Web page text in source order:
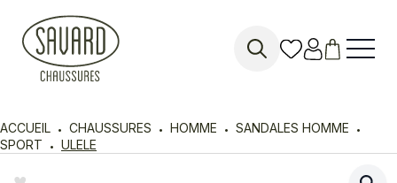
ACCUEIL CHAUSSURES HOMME
SANDALES HOMME
SPORT
ULELE